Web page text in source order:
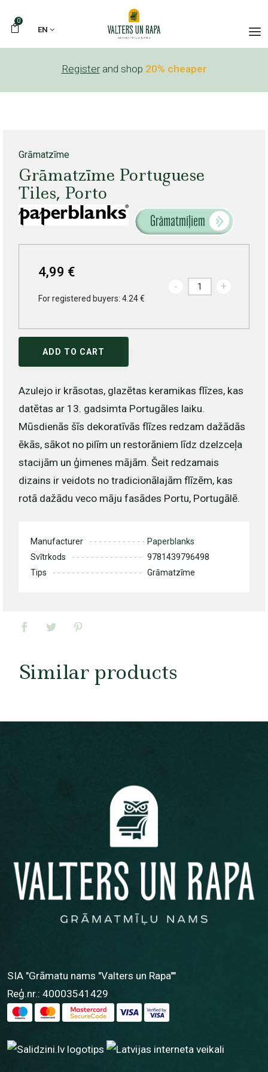
0
EN
Register and shop 20% cheaper
Grāmatzīme
Grāmatzīme Portuguese
Tiles, Porto
4,99 €
For registered buyers: 4.24 €
- +
ADD TO CART
Azulejo ir krāsotas, glazētas keramikas flīzes, kas
datētas ar 13. gadsimta Portugāles laiku.
Mūsdienās šīs dekoratīvās flīzes redzam dažādās
ēkās, sākot no pilīm un restorāniem līdz dzelzceļa
stacijām un ģimenes mājām. Šeit redzamais
dizains ir veidots no tradicionālajām flīzēm, kas
rotā dažādu veco māju fasādes Portu, Portugālē.
Manufacturer
Paperblanks
Svītrkods
9781439796498
Tips
Grāmatzīme
Similar products
SIA "Grāmatu nams "Valters un Rapa""
Reģ.nr.: 40003541429